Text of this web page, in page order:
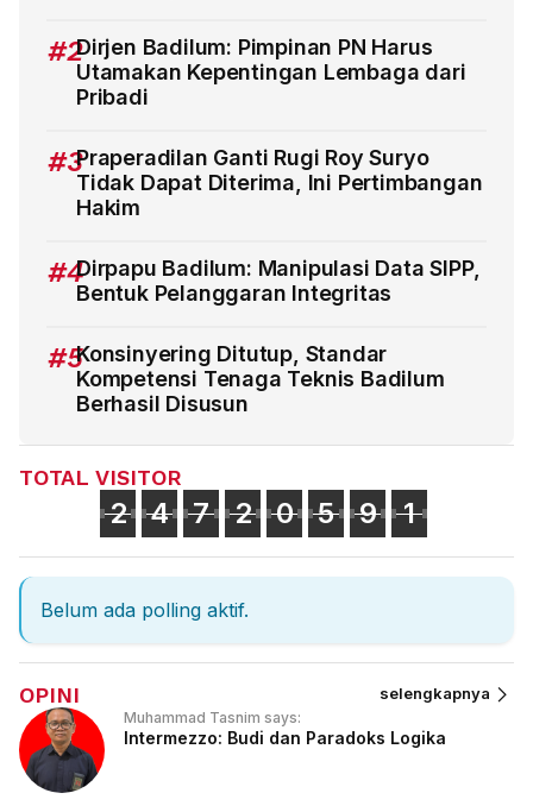
#2Dirjen Badilum: Pimpinan PN Harus
Utamakan Kepentingan Lembaga dari
Pribadi
#3Praperadilan Ganti Rugi Roy Suryo
Tidak Dapat Diterima, Ini Pertimbangan
Hakim
#4Dirpapu Badilum: Manipulasi Data SIPP,
Bentuk Pelanggaran Integritas
#5Konsinyering Ditutup, Standar
Kompetensi Tenaga Teknis Badilum
Berhasil Disusun
TOTAL VISITOR
2 4 7 2 0 5 9 1
Belum ada polling aktif.
OPINI selengkapnya
Muhammad Tasnim says:
Intermezzo: Budi dan Paradoks Logika